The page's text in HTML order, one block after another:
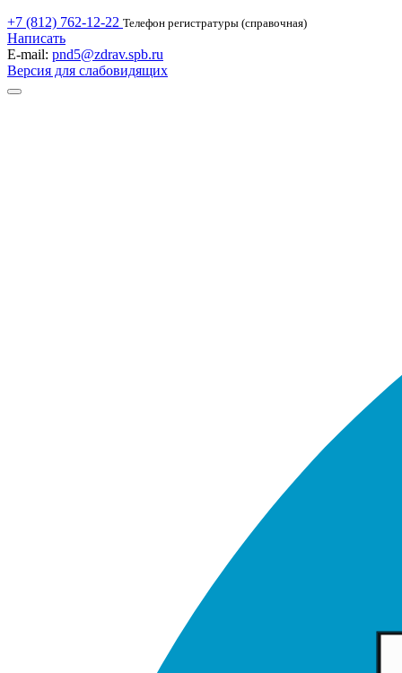
+7 (812) 762-12-22 Телефон регистратуры (справочная)
Написать
E-mail: pnd5@zdrav.spb.ru
Версия для слабовидящих